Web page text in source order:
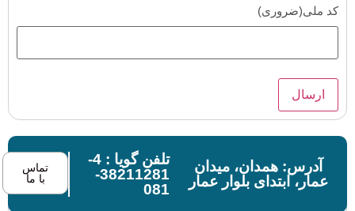
کد ملی(ضروری)
آدرس: همدان، میدان
عمار، ابتدای بلوار عمار
تلفن گویا : 4-
38211281-
081
تماس
با ما